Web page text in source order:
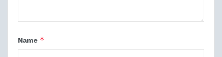
Name *